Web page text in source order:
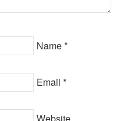
Name*
Email *